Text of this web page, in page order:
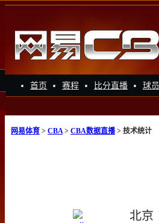
首页 赛程 比分直播 球员
网易体育 > CBA> CBA数据直播> 技术统计
北京